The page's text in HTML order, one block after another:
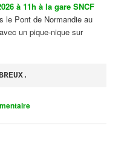
à 11h à la gare SNCF
le Pont de Normandie au
un pique-nique sur